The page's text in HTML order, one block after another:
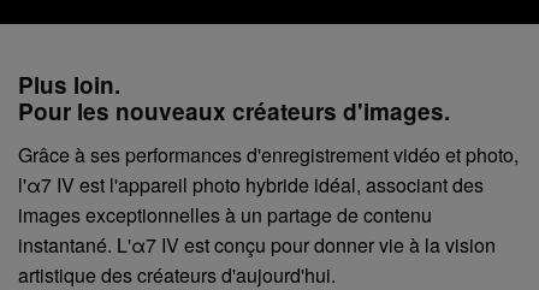
Plus loin.
Pour les nouveaux créateurs d'images.
Grâce à ses performances d'enregistrement vidéo et photo,
l'α7 IV est l'appareil photo hybride idéal, associant des
images exceptionnelles à un partage de contenu
instantané. L'α7 IV est conçu pour donner vie à la vision
artistique des créateurs d'aujourd'hui.